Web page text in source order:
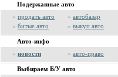
Подержанные авто
» продать авто » автобазар
» битые авто » выкуп авто
Авто-инфо
» новости » авто-право
Выбираем Б/У авто